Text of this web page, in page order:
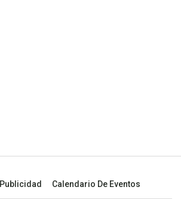
Publicidad Calendario De Eventos